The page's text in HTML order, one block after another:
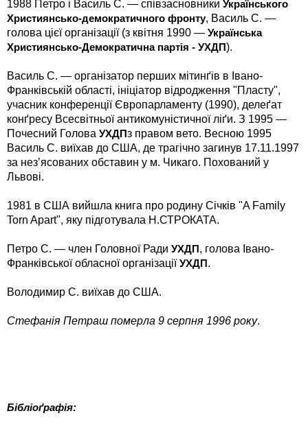
1988 Петро і Василь С. — співзасновники Українського
Християнсько-демократичного фронту, Василь С. —
голова цієї організації (з квітня 1990 — Українська
Християнсько-Демократична партія - УХДП).
Василь С. — організатор перших мітинґів в Івано-
Франківській області, ініціатор відродження "Пласту",
учасник конференції Європарламенту (1990), делеґат
конґресу Всесвітньої антикомуністичної ліґи. З 1995 —
Почесний Голова УХДПз правом вето. Весною 1995
Василь С. виїхав до США, де трагічно загинув 17.11.1997
за нез’ясованих обставин у м. Чикаго. Похований у
Львові.
1981 в США вийшла книга про родину Січків "A Family
Torn Apart", яку підготувала Н.СТРОКАТА.
Петро С. — член Головної Ради УХДП , голова Івано-
Франківської обласної організаціїУХДП .
Володимир С. виїхав до США.
Стефанія Петраш померла 9 серпня 1996 року.
Бібліоґрафія: